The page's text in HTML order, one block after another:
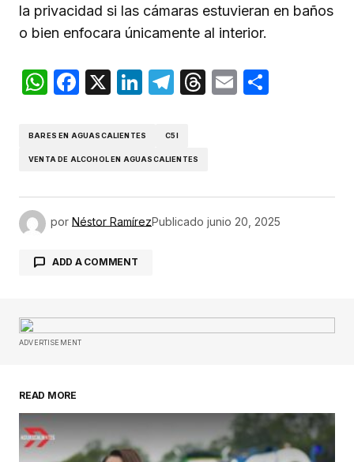
la privacidad si las cámaras estuvieran en baños
o bien enfocara únicamente al interior.
WhatsApp
Facebook
X LinkedIn
Telegram
Threads
Email
BARES EN AGUASCALIENTES C5I
VENTA DE ALCOHOL EN AGUASCALIENTES
por Néstor RamírezPublicado junio 20, 2025
ADD A COMMENT
Tu dirección de correo electrónico no será
publicada.
ADVERTISEMENT
READ MORE